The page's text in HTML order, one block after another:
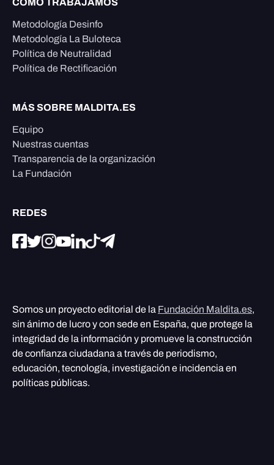
CÓMO TRABAJAMOS
Metodología Desinfo
Metodología La Buloteca
Política de Neutralidad
Política de Rectificación
MÁS SOBRE MALDITA.ES
Equipo
Nuestras cuentas
Transparencia de la organización
La Fundación
REDES
Somos un proyecto editorial de la Fundación Maldita.es,
sin ánimo de lucro y con sede en España, que protege la
integridad de la información y promueve la construcción
de confianza ciudadana a través de periodismo,
educación, tecnología, investigación e incidencia en
políticas públicas.